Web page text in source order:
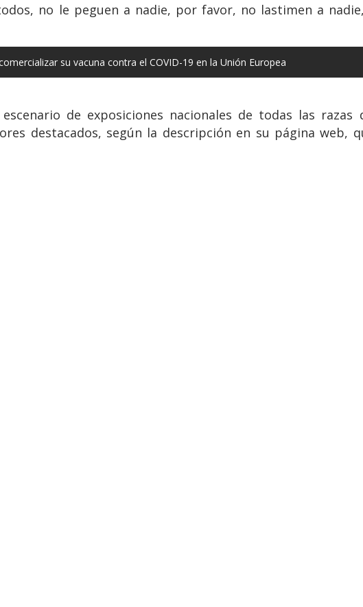
no le peguen a nadie, por favor, no lastimen a
su vacuna contra el COVID-19 en la Unión Europea
de exposiciones nacionales de todas las
destacados, según la descripción en su página web,